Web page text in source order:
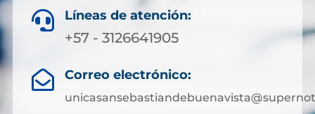
 Líneas de atención:
+57 - 3126641905
 Correo electrónico: